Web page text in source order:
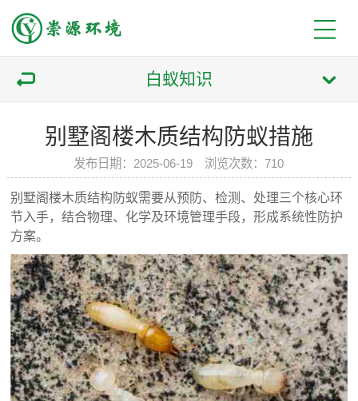
白蚁知识
别墅阁楼木质结构防蚁措施
发布日期：2025-06-19 浏览次数：710
别墅阁楼木质结构防蚁需要从预防、检测、处理三个核心环
节入手，结合物理、化学及环境管理手段，形成系统性防护
方案。